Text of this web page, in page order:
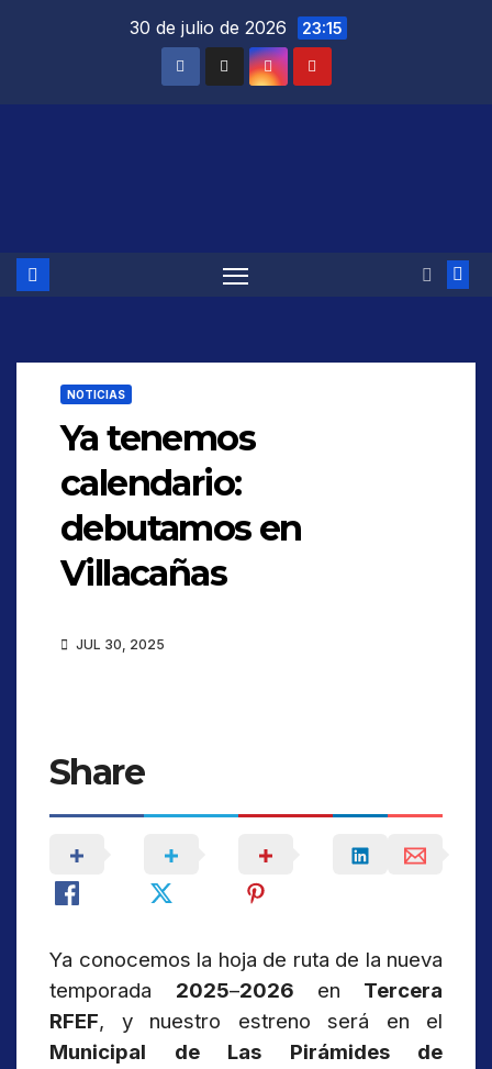
30 de julio de 2026 23:15
NOTICIAS
Ya tenemos
calendario:
debutamos en
Villacañas
JUL 30, 2025
Share
Ya conocemos la hoja de ruta de la nueva
temporada 2025–2026 en Tercera
RFEF, y nuestro estreno será en el
Municipal de Las Pirámides de